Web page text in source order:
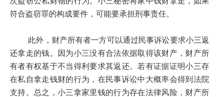
符合盗窃罪的构成要件，可能要承担刑事责任。
此外，财产所有者一方可以通过民事诉讼要求小三返
还拿走的钱。因为小三没有合法依据取得该财产，财产所
有者有权基于不当得利要求其返还。若有证据证明小三存
在私自拿走钱财的行为，在民事诉讼中大概率会得到法院
支持。总之，小三拿家里钱的行为存在法律风险，财产所